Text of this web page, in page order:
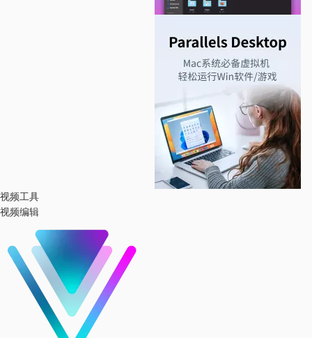
视频工具
视频编辑